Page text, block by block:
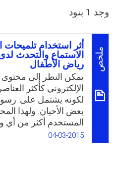
وجد 1 بنود
ملخص
أثر استخدام تلميحات
الاستماع والتحدث
رياض الأطفال
يمكن النظر إلى محتوى
الإلكتروني كأكثر
لكونه يشتمل على:
بعض الأحيان. ولهذا
المستخدم أكثر من أي
ويوصل له رسائل،
وأساليب عمل،
04-03-2015